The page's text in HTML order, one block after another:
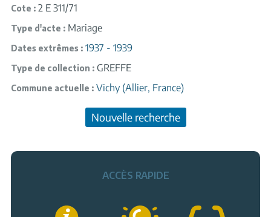
Cote 2 E 311/71
Type d'acte Mariage
Dates extrêmes 1937 - 1939
Type de collection GREFFE
Commune actuelle Vichy (Allier, France)
Nouvelle recherche
ACCÈS RAPIDE